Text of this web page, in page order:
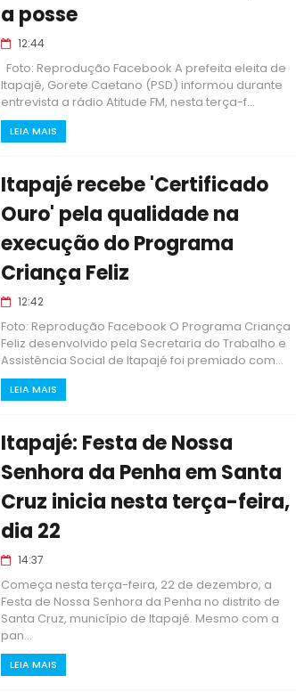
a posse
12:44
Foto: Reprodução Facebook A prefeita eleita de
Itapajé, Gorete Caetano (PSD) informou durante
entrevista a rádio Atitude FM, nesta terça-f...
LEIA MAIS
Itapajé recebe 'Certificado
Ouro' pela qualidade na
execução do Programa
Criança Feliz
12:42
Foto: Reprodução Facebook O Programa Criança
Feliz desenvolvido pela Secretaria do Trabalho e
Assistência Social de Itapajé foi premiado com...
LEIA MAIS
Itapajé: Festa de Nossa
Senhora da Penha em Santa
Cruz inicia nesta terça-feira,
dia 22
14:37
Começa nesta terça-feira, 22 de dezembro, a
Festa de Nossa Senhora da Penha no distrito de
Santa Cruz, município de Itapajé. Mesmo com a
pan...
LEIA MAIS